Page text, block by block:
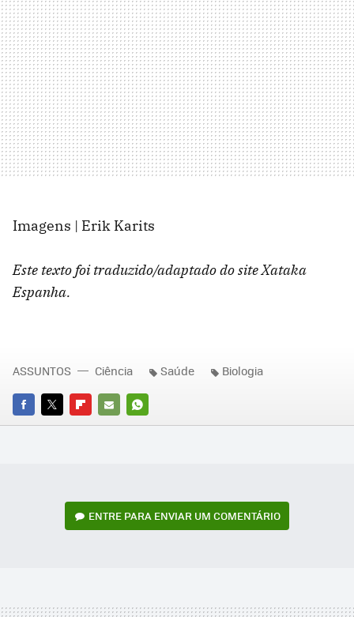
Imagens | Erik Karits
Este texto foi traduzido/adaptado do site Xataka
Espanha.
FACEBOOK
TWITTERFLIPBOARD
E-
WHATSAPP
ASSUNTOS Ciência Saúde Biologia
ENTRE PARA ENVIAR UM COMENTÁRIO